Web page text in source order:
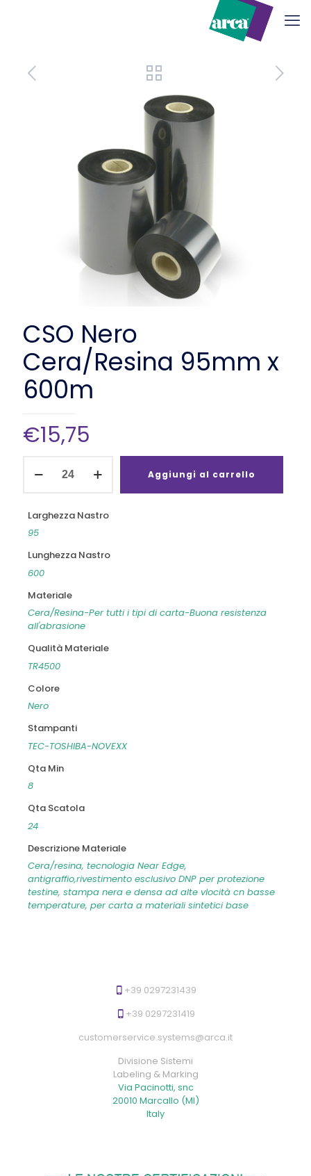
CSO Nero
Cera/Resina 95mm x
600m
€15,75
Nero
600m
Aggiungi al carrello
Larghezza Nastro
95
Lunghezza Nastro
600
Materiale
Cera/Resina-Per tutti i tipi di carta-Buona resistenza
all'abrasione
Qualità Materiale
TR4500
Colore
Nero
Stampanti
TEC-TOSHIBA-NOVEXX
Qta Min
8
Qta Scatola
24
Descrizione Materiale
Cera/resina, tecnologia Near Edge,
antigraffio,rivestimento esclusivo DNP per protezione
testine, stampa nera e densa ad alte vlocità cn basse
temperature, per carta a materiali sintetici base
+39 0297231439
+39 0297231419
customerservice.systems@arca.it
Divisione Sistemi
Labeling & Marking
Via Pacinotti, snc
20010 Marcallo (MI)
Italy